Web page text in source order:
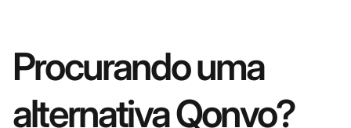
Procurando uma
alternativa Qonvo?